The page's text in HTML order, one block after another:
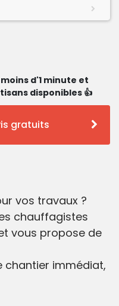
d'1 minute et
disponibles 👍
gratuits
vos travaux ?
chauffagistes
vous propose de
chantier immédiat,